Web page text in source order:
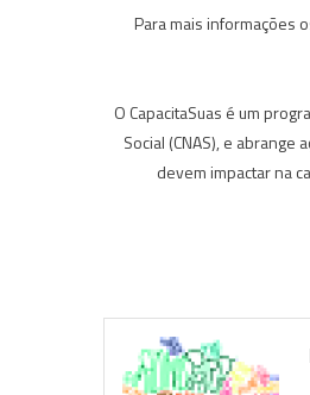
Para mais informações
O CapacitaSuas é um
Social (CNAS), e
devem impactar na